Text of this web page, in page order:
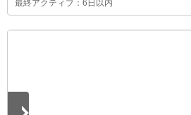
最終アクティブ：6日以内